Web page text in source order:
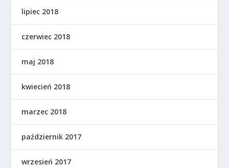
lipiec 2018
czerwiec 2018
maj 2018
kwiecień 2018
marzec 2018
październik 2017
wrzesień 2017